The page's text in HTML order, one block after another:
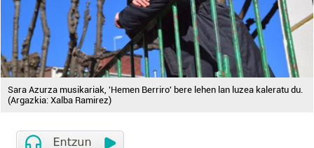
Sara Azurza musikariak, 'Hemen Berriro' bere lehen lan luzea kaleratu du.
(Argazkia: Xalba Ramirez)